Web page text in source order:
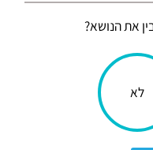
את הנושא?
לא